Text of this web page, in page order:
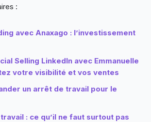
:
avec Anaxago : l’investissement
Selling LinkedIn avec Emmanuelle
votre visibilité et vos ventes
un arrêt de travail pour le
: ce qu’il ne faut surtout pas